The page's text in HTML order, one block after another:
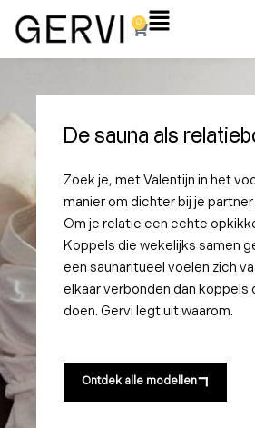
naar
0
Winkelwagen
Flyout
De sauna als
Zoek je, met Valentijn in het
manier om dichter bij je
Om je relatie een echte
Koppels die wekelijks samen
een saunaritueel voelen zich
elkaar verbonden dan koppels
doen. Gervi legt uit waarom.
Ontdek alle modellen